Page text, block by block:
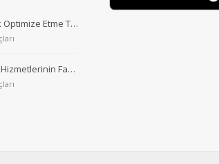
Optimize Etme T…
Fa…